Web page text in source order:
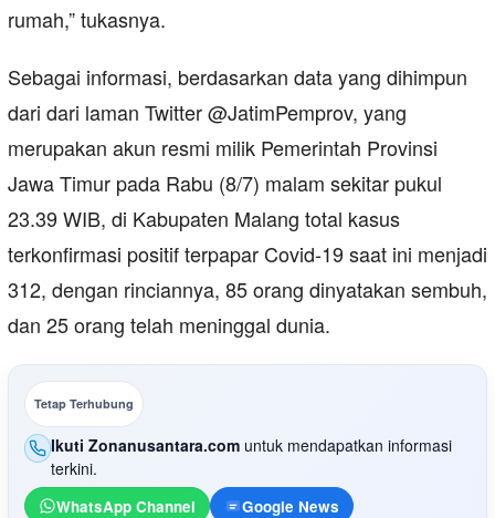
rumah,” tukasnya.
Sebagai informasi, berdasarkan data yang dihimpun
dari dari laman Twitter @JatimPemprov, yang
merupakan akun resmi milik Pemerintah Provinsi
Jawa Timur pada Rabu (8/7) malam sekitar pukul
23.39 WIB, di Kabupaten Malang total kasus
terkonfirmasi positif terpapar Covid-19 saat ini menjadi
312, dengan rinciannya, 85 orang dinyatakan sembuh,
dan 25 orang telah meninggal dunia.
Tetap Terhubung
Ikuti Zonanusantara.com untuk mendapatkan informasi
terkini.
WhatsApp Channel Google News